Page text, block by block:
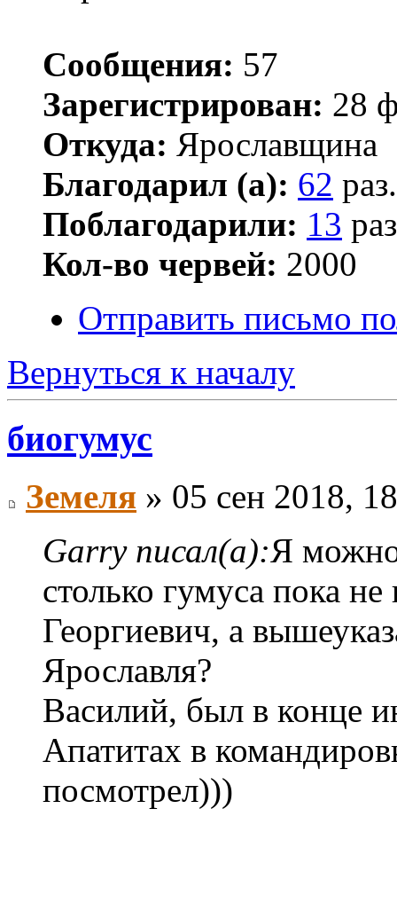
Сообщения: 57
Зарегистрирован: 28
Откуда: Ярославщина
Благодарил (а): 62 раз.
Поблагодарили: 13
Кол-во червей: 2000
Отправить письмо
Вернуться к началу
биогумус
Земеля » 05 сен 2018,
Garry писал(а):Я можно
столько гумуса пока
Георгиевич, а
Ярославля?
Василий, был в конце
Апатитах в
посмотрел)))